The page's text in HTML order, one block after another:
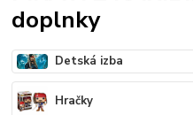
doplnky
Detská izba
Hračky